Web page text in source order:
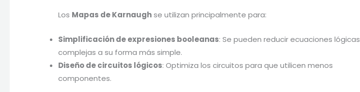
Los Mapas de Karnaughse utilizan principalmente para:
Simplificación de expresiones booleanas: Se pueden reducir ecuaciones lógicas
complejas a su forma más simple.
Diseño de circuitos lógicos: Optimiza los circuitos para que utilicen menos
componentes.